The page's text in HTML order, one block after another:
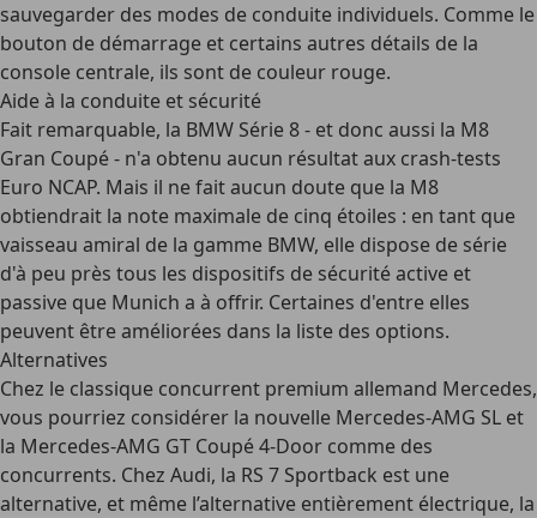
sauvegarder des modes de conduite individuels. Comme le
bouton de démarrage et certains autres détails de la
console centrale, ils sont de couleur rouge.
Aide à la conduite et sécurité
Fait remarquable, la BMW Série 8 - et donc aussi la M8
Gran Coupé - n'a obtenu aucun résultat aux crash-tests
Euro NCAP. Mais il ne fait aucun doute que la M8
obtiendrait la note maximale de cinq étoiles : en tant que
vaisseau amiral de la gamme BMW, elle dispose de série
d'à peu près tous les dispositifs de sécurité active et
passive que Munich a à offrir. Certaines d'entre elles
peuvent être améliorées dans la liste des options.
Alternatives
Chez le classique concurrent premium allemand Mercedes,
vous pourriez considérer la nouvelle Mercedes-AMG SL et
la Mercedes-AMG GT Coupé 4-Door comme des
concurrents. Chez Audi, la RS 7 Sportback est une
alternative, et même l’alternative entièrement électrique, la